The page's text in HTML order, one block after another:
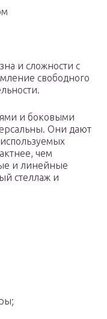
и сложности с
свободного
и боковыми
Они дают
чем
и линейные
стеллаж и